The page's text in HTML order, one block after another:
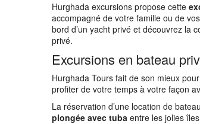
Hurghada excursions propose cette
accompagné de votre famille ou de
bord d’un yacht privé et découvrez la
privé.
Excursions en bateau
Hurghada Tours fait de son mieux
profiter de votre temps à votre façon
La réservation d’une location de
plongée avec tuba entre les jolies